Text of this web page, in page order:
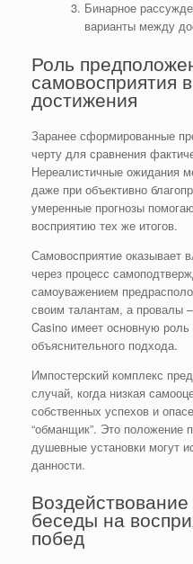
Бинарное
варианты между
Роль
самовосприятия
достижения
Заранее сформированные
черту для сравнения
Нереалистичные ожидания
даже при объективно
умеренные прогнозы
восприятию тех же итогов.
Самовосприятие оказывает
через процесс
самоуважением
своим талантам, а провалы
Casino имеет основную роль
объяснительного подхода.
Импостерский комплекс
случай, когда низкая
собственных успехов и
“обманщик”. Это положение
душевные установки могут
данности.
беседы на
побед